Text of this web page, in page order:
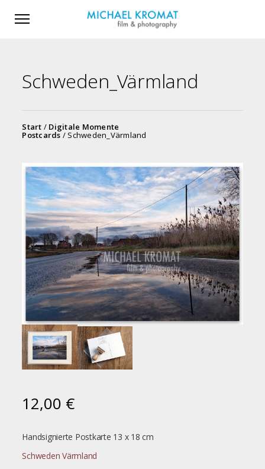
Schweden_Värmland
Start / Digitale Momente
Postcards/ Schweden_Värmland
12,00 €
Handsignierte Postkarte 13 x 18 cm
Schweden Värmland